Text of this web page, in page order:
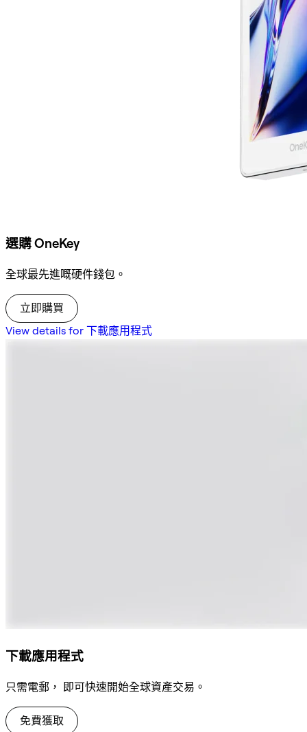
選購 OneKey
全球最先進嘅硬件錢包。
立即購買
View details for 下載應用程式
下載應用程式
只需電郵， 即可快速開始全球資產交易。
免費獲取